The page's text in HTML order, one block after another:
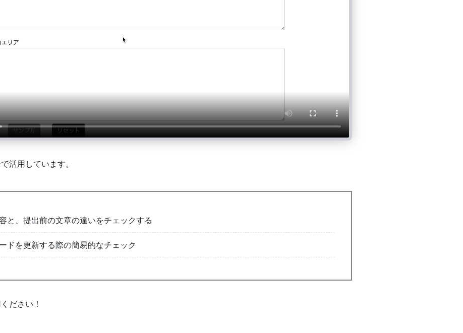
活用しています。
と、提出前の文章の違いをチェックする
ドを更新する際の簡易的なチェック
ださい！